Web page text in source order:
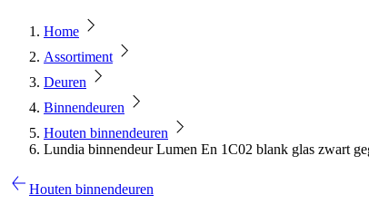
Home
Assortiment
Deuren
Binnendeuren
Houten binnendeuren
Lundia binnendeur Lumen En 1C02 blank glas zwart
Houten binnendeuren